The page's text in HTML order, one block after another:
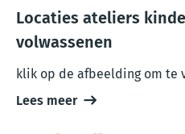
Locaties ateliers
volwassenen
klik op de afbeelding om te
Lees meer